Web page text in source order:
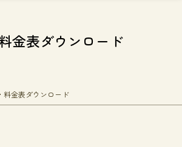
金表ダウンロード
料金表ダウンロード